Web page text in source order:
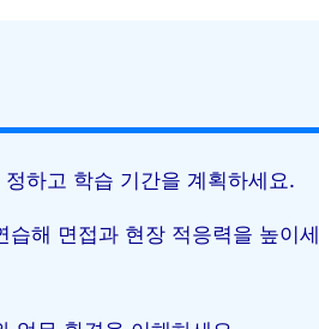
하고 학습 기간을 계획하세요.
해 면접과 현장 적응력을 높이세